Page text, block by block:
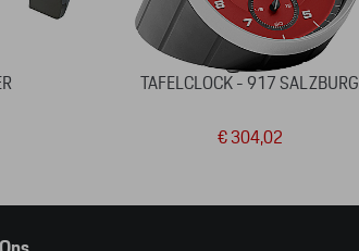
TAFELCLOCK - 917 SALZBURG
€ 304,02